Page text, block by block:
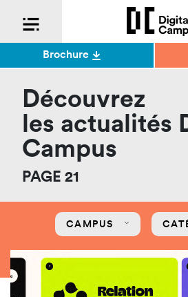
Découvrez
les actualités
Campus
PAGE 21
CAMPUS
Brochure